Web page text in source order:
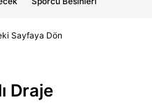
Sayfaya Dön
Draje